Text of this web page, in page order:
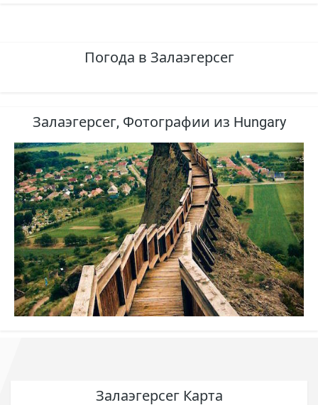
Погода в Залаэгерсег
Залаэгерсег, Фотографии из Hungary
Залаэгерсег Карта